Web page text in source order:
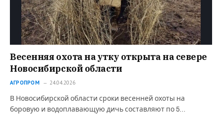
Весенняя охота на утку открыта на севере
Новосибирской области
АГРОПРОМ 24.04.2026
В Новосибирской области сроки весенней охоты на
боровую и водоплавающую дичь составляют по 5…